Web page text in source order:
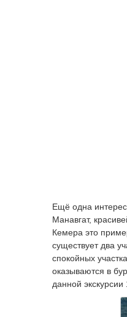
Ещё одна
Манавгат,
Кемера это
существует два
спокойных
оказываются в
данной